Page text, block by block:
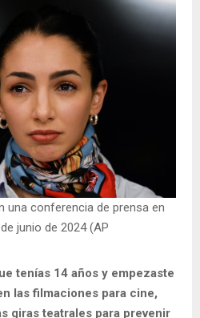
una conferencia de prensa en
junio de 2024 (AP
tenías 14 años y empezaste
las filmaciones para cine,
giras teatrales para prevenir